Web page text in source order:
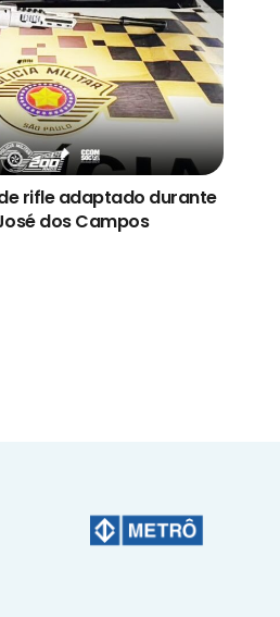
rifle adaptado durante
dos Campos